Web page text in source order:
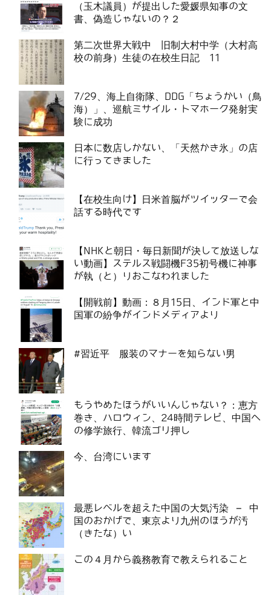
（玉木議員）が提出した愛媛県知事の文
書、偽造じゃないの？２
第二次世界大戦中 旧制大村中学（大村高
校の前身）生徒の在校生日記 11
7/29、海上自衛隊、DDG「ちょうかい（鳥
海）」、巡航ミサイル・トマホーク発射実
験に成功
日本に数店しかない、「天然かき氷」の店
に行ってきました
【在校生向け】日米首脳がツイッターで会
話する時代です
【NHKと朝日・毎日新聞が決して放送しな
い動画】ステルス戦闘機F35初号機に神事
が執（と）りおこなわれました
【開戦前】動画：８月15日、インド軍と中
国軍の紛争がインドメディアより
#習近平 服装のマナーを知らない男
もうやめたほうがいいんじゃない？：恵方
巻き、ハロウィン、24時間テレビ、中国へ
の修学旅行、韓流ゴリ押し
今、台湾にいます
最悪レベルを超えた中国の大気汚染 – 中
国のおかげで、東京より九州のほうが汚
（きたな）い
この４月から義務教育で教えられること